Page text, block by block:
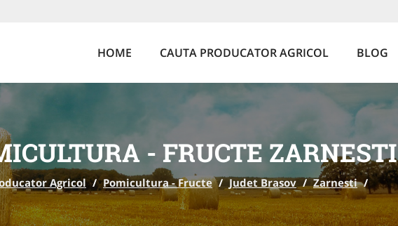
HOME CAUTA PRODUCATOR AGRICOL BLOG
- FRUCTE ZARNESTI
Agricol / Pomicultura - Fructe / Judet Brasov / Zarnesti /